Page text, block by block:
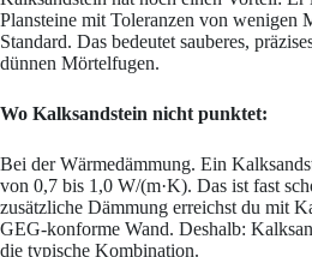
Plansteine mit Toleranzen von wenigen
Standard. Das bedeutet sauberes,
dünnen Mörtelfugen.
Wo Kalksandstein nicht punktet:
Bei der Wärmedämmung. Ein
von 0,7 bis 1,0 W/(m·K). Das ist fast
zusätzliche Dämmung erreichst du mit
GEG-konforme Wand. Deshalb:
die typische Kombination.